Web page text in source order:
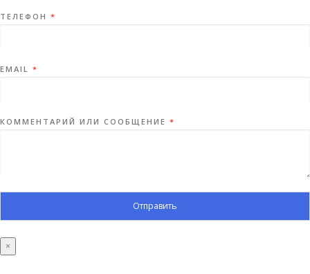
ТЕЛЕФОН *
EMAIL *
КОММЕНТАРИЙ ИЛИ СООБЩЕНИЕ *
Отправить
×